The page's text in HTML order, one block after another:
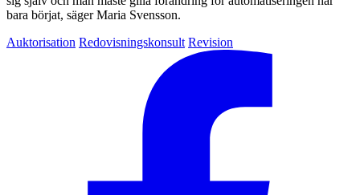
bara börjat, säger Maria Svensson.
Auktorisation Redovisningskonsult Revision